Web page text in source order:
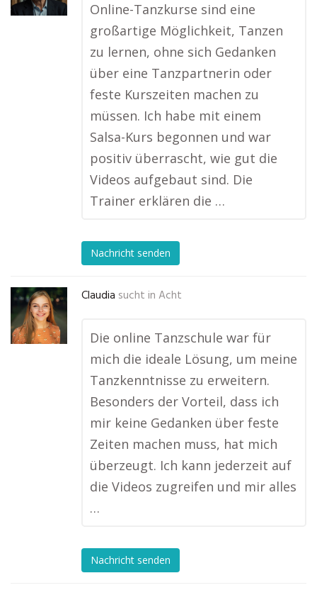
Online-Tanzkurse sind eine
großartige Möglichkeit, Tanzen
zu lernen, ohne sich Gedanken
über eine Tanzpartnerin oder
feste Kurszeiten machen zu
müssen. Ich habe mit einem
Salsa-Kurs begonnen und war
positiv überrascht, wie gut die
Videos aufgebaut sind. Die
Trainer erklären die …
Nachricht senden
Claudia sucht in Acht
Die online Tanzschule war für
mich die ideale Lösung, um meine
Tanzkenntnisse zu erweitern.
Besonders der Vorteil, dass ich
mir keine Gedanken über feste
Zeiten machen muss, hat mich
überzeugt. Ich kann jederzeit auf
die Videos zugreifen und mir alles
…
Nachricht senden